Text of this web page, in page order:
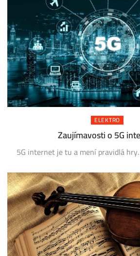
ELEKTRO
Zaujímavosti o 5G
5G internet je tu a mení pravidlá